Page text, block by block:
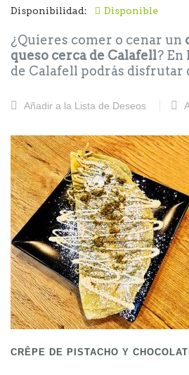
Disponibilidad: Disponible
¿Quieres comer o cenar un
queso cerca de Calafell? En
de Calafell podrás disfrutar
¡Perfecto para una comida o
Añadir a la Lista de Deseos
CRÊPE DE PISTACHO Y